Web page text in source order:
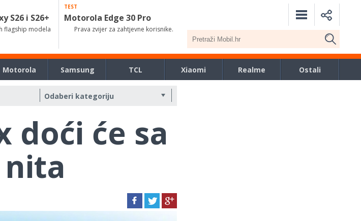
S26 i S26+
flagship modela
TEST
Motorola Edge 30 Pro
Prava zvijer za zahtjevne korisnike.
Motorola Samsung TCL Xiaomi Realme Ostali
doći će sa
nita